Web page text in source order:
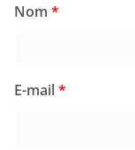
Nom *
E-mail*